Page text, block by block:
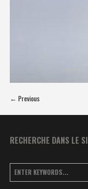
← Previous
RECHERCHE DANS LE